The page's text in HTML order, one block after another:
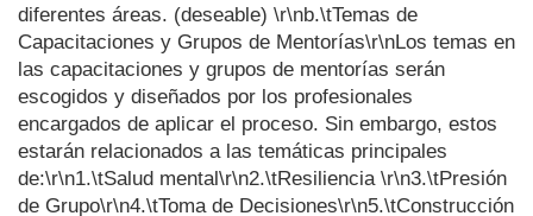
diferentes áreas. (deseable) \r\nb.\tTemas de
Capacitaciones y Grupos de Mentorías\r\nLos temas en
las capacitaciones y grupos de mentorías serán
escogidos y diseñados por los profesionales
encargados de aplicar el proceso. Sin embargo, estos
estarán relacionados a las temáticas principales
de:\r\n1.\tSalud mental\r\n2.\tResiliencia \r\n3.\tPresión
de Grupo\r\n4.\tToma de Decisiones\r\n5.\tConstrucción